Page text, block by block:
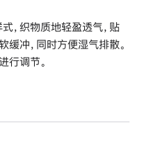
，织物质地轻盈透气，贴
缓冲，同时方便湿气排散。
行调节。